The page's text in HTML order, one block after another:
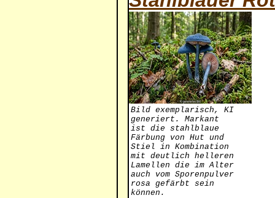
Bild exemplarisch, KI
generiert. Markant
ist die stahlblaue
Färbung von Hut und
Stiel in Kombination
mit deutlich helleren
Lamellen die im Alter
auch vom Sporenpulver
rosa gefärbt sein
können.